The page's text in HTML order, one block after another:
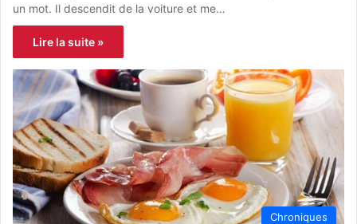
un mot. Il descendit de la voiture et me…
Lire la suite »
Chroniques